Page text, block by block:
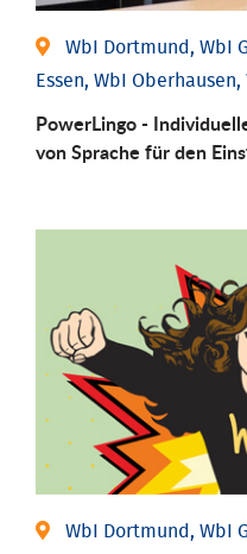
WbI Dortmund, WbI
Essen, WbI
PowerLingo -
von Sprache für den
WbI Dortmund, WbI